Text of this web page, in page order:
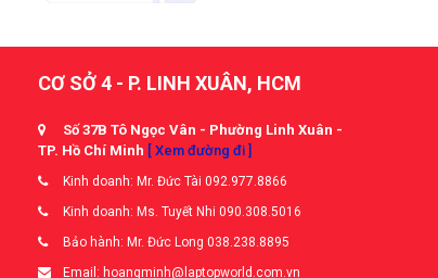
CƠ SỞ 4 - P. LINH XUÂN, HCM
Số 37B Tô Ngọc Vân - Phường Linh Xuân -
TP. Hồ Chí Minh [ Xem đường đi ]
Kinh doanh: Mr. Đức Tài 092.977.8866
Kinh doanh: Ms. Tuyết Nhi 090.308.5016
Bảo hành: Mr. Đức Long 038.238.8895
Email: hoangminh@laptopworld.com.vn